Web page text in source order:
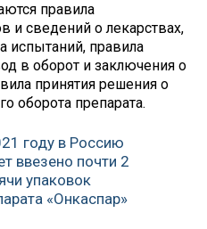
правила
и сведений о лекарствах,
испытаний, правила
в оборот и заключения о
принятия решения о
оборота препарата.
году в Россию
ввезено почти 2
упаковок
«Онкаспар»